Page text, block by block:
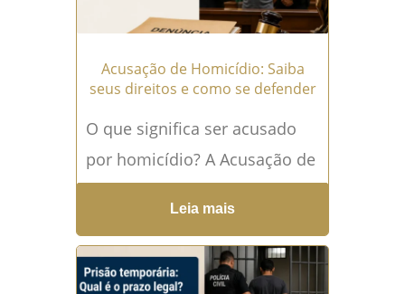
Acusação de Homicídio: Saiba
seus direitos e como se defender
O que significa ser acusado
por homicídio? A Acusação de
Homicídio é uma das
situações mais graves do
Direito Penal brasileiro.
Desde...Leia mais →
Leia mais